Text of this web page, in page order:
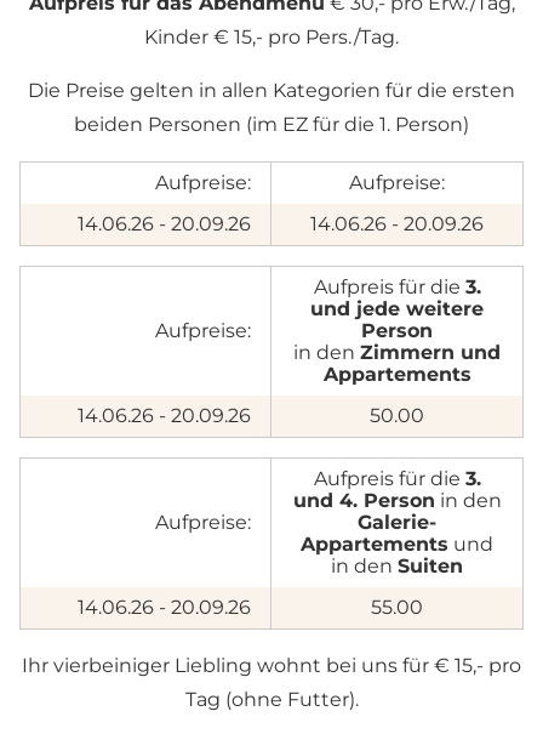
» Zimmer
» Appartements
Kinder € 15,- pro Pers./Tag.
Die Preise gelten in allen Kategorien für die ersten
beiden Personen (im EZ für die 1. Person)
Aufpreise:
Aufpreise:
14.06.26 - 20.09.26
14.06.26 - 20.09.26
Aufpreise:
Aufpreis für die 3.
und jede weitere
Person
in den Zimmern und
Appartements
14.06.26 - 20.09.26
50.00
Aufpreise:
Aufpreis für die 3.
und 4. Person in den
Galerie-
Appartements und
in den Suiten
14.06.26 - 20.09.26
55.00
Ihr vierbeiniger Liebling wohnt bei uns für € 15,- pro
Tag (ohne Futter).